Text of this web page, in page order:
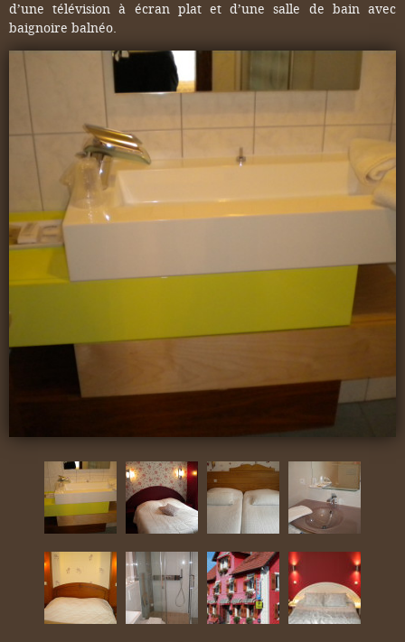
d’une télévision à écran plat et d’une salle de bain avec
baignoire balnéo.